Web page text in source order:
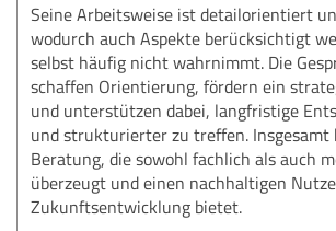
Seine Arbeitsweise ist detailorientiert
wodurch auch Aspekte berücksichtigt
selbst häufig nicht wahrnimmt. Die
schaffen Orientierung, fördern ein
und unterstützen dabei, langfristige
und strukturierter zu treffen. Insgesamt
Beratung, die sowohl fachlich als auch
überzeugt und einen nachhaltigen
Zukunftsentwicklung bietet.